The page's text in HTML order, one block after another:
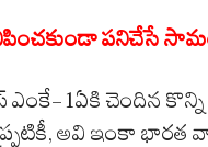
పనిచేసే
ఎంకే-1ఏకి చెందిన
అవి ఇంకా